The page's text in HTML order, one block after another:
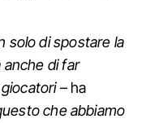
solo di spostare la
di far
– ha
che abbiamo